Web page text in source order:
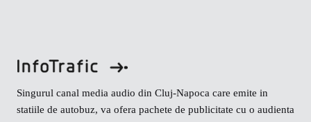
Singurul canal media audio din Cluj-Napoca care emite in
statiile de autobuz, va ofera pachete de publicitate cu o audienta